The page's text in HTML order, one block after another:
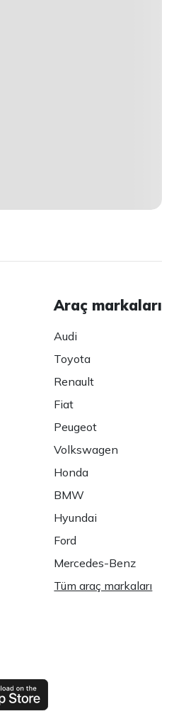
Araç markaları
Audi
Toyota
Renault
Fiat
Peugeot
Volkswagen
Honda
BMW
Hyundai
Ford
Mercedes-Benz
Tüm araç markaları